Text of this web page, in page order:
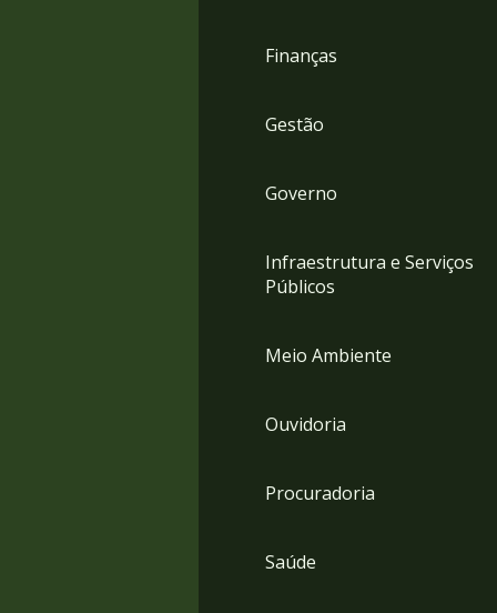
Finanças
Gestão
Governo
Infraestrutura e Serviços
Públicos
Meio Ambiente
Ouvidoria
Procuradoria
Saúde